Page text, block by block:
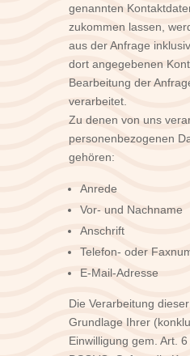
genannten
zukommen lassen,
aus der Anfrage
dort angegebenen
Bearbeitung der
verarbeitet.
Zu denen von uns
personenbezogenen
gehören:
Anrede
Vor- und Nachname
Anschrift
Telefon- oder
E-Mail-Adresse
Die Verarbeitung
Grundlage Ihrer
Einwilligung gem. Art.